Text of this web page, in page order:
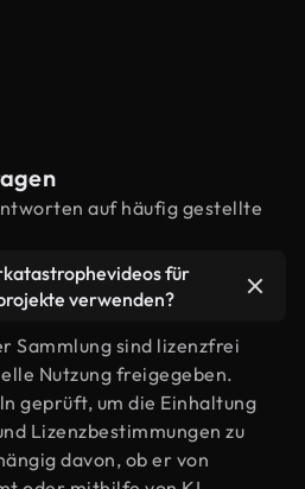
auf häufig gestellte
für
verwenden?
Sammlung sind lizenzfrei
Nutzung freigegeben.
geprüft, um die Einhaltung
Lizenzbestimmungen zu
davon, ob er von